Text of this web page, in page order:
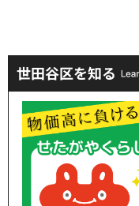
世田谷区を知る